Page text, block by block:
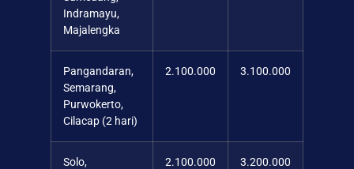
Indramayu,
Majalengka
Pangandaran,
Semarang,
Purwokerto,
Cilacap (2 hari)
2.100.000 3.100.000
Solo,
2.100.000 3.200.000